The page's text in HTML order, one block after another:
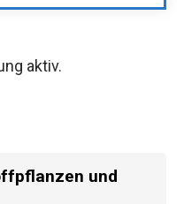
aktiv.
und